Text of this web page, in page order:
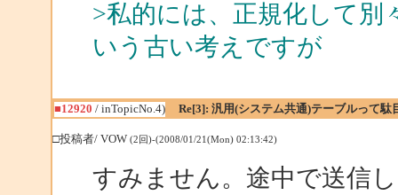
>私的には、正規化して
いう古い考えですが
■12920 / inTopicNo.4) Re[3]: 汎用(システム共通)テーブルって駄
□投稿者/ VOW (2回)-(2008/01/21(Mon) 02:13:42)
すみません。途中で送信